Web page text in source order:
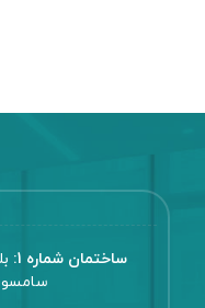
ساختمان شماره 1:
سامسونگ،